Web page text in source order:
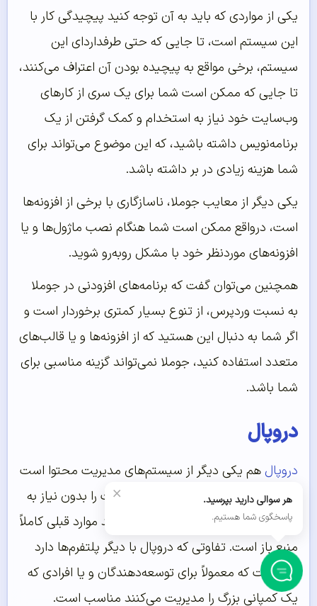
یکی از مواردی که باید به آن توجه کنید پیچیدگی کار با
این سیستم است، تا جایی که حتی طرفداردای این
سیستم، برخی مواقع به پیچیده بودن آن اعتراف می‌کنند،
تا جایی که ممکن است شما برای یک سری از کارهای
وب‌سایت خود نیاز به استخدام و کمک گرفتن از یک
برنامه‌نویس داشته باشید، که این موضوع می‌تواند برای
شما هزینه زیادی در بر داشته باشد.
یکی دیگر از معایب جوملا، ناسازگاری با برخی از افزونه‌ها
است، درواقع ممکن است شما هنگام نصب ماژول‌ها و یا
افزونه‌های موردنظر خود با مشکل روبه‌رو شوید.
همچنین می‌توان گفت که برنامه‌های افزودنی در جوملا
به نسبت وردپرس، از تنوع بسیار کمتری برخوردار است و
اگر شما به دنبال این هستید که از افزونه‌ها و یا قالب‌های
متعدد استفاده کنید، جوملا نمی‌تواند گزینه مناسبی برای
شما باشد.
دروپال
دروپالهم یکی دیگر از سیستم‌های مدیریت محتوا است
که به شما امکان راه‌اندازی یک وب‌سایت را بدون نیاز به
کد نویسی می‌دهد، این پلتفرم هم مانند موارد قبلی کاملاً
منبع باز است. تفاوتی که دروپال با دیگر پلتفرم‌ها دارد
این است که معمولاً برای توسعه‌دهندگان و یا افرادی که
یک کمپانی بزرگ را مدیریت می‌کنند مناسب است.
× هر سوالی دارید بپرسید.
پاسخگوی شما هستیم.